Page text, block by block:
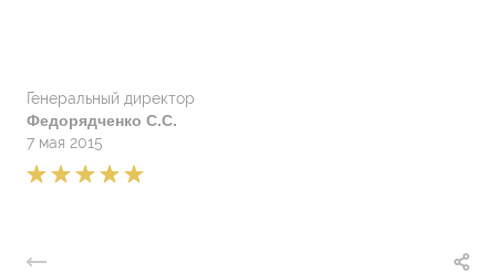
Генеральный директор
Федорядченко С.С.
7 мая 2015